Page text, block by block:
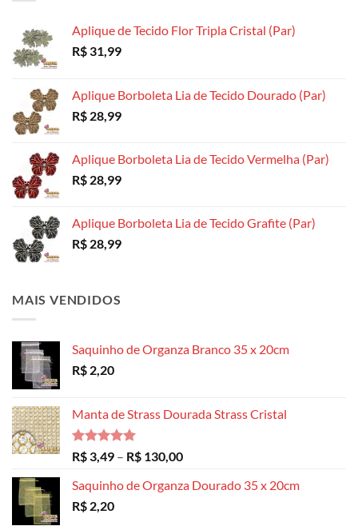
na
página
na
na
Aplique de Tecido Flor Tripla Cristal (Par)
R$ 31,99
Aplique Borboleta Lia de Tecido Dourado (Par)
R$ 28,99
Aplique Borboleta Lia de Tecido Vermelha (Par)
R$ 28,99
Aplique Borboleta Lia de Tecido Grafite (Par)
R$ 28,99
MAIS VENDIDOS
Saquinho de Organza Branco 35 x 20cm
R$ 2,20
Manta de Strass Dourada Strass Cristal
Avaliação
5.00
de 5
R$ 3,49 – R$ 130,00Faixa
preço:
Saquinho de Organza Dourado 35 x 20cm
R$ 2,20